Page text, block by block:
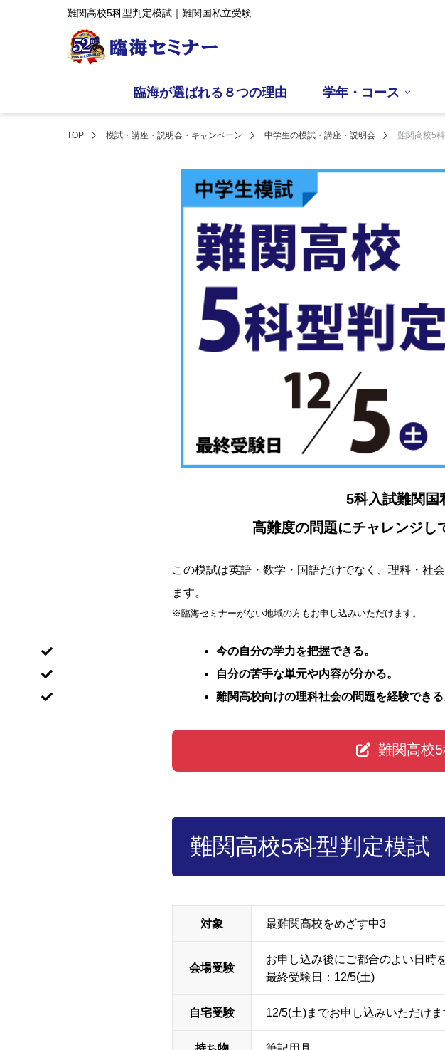
難関高校5科型判定模試｜難関国私立受験
臨海が選ばれる８つの理由 学年・コース
TOP 模試・講座・説明会・キャンペーン 中学生の模試・講座・説明会 難関高校5
5科入試難関国
高難度の問題にチャレンジし
この模試は英語・数学・国語だけでなく、理科・社
ます。
※臨海セミナーがない地域の方もお申し込みいただけます。
今の自分の学力を把握できる。
自分の苦手な単元や内容が分かる。
難関高校向けの理科社会の問題を経験できる
難関高校
難関高校5科型判定模試
対象 最難関高校をめざす中3
会場受験
お申し込み後にご都合のよい日時
最終受験日：12/5(土)
自宅受験 12/5(土)までお申し込みいただけま